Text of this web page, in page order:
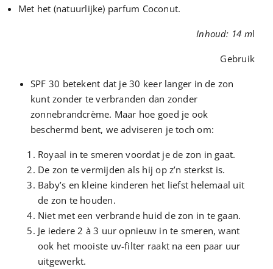
Met het (natuurlijke) parfum Coconut.
Inhoud: 14 ml
Gebruik
SPF 30 betekent dat je 30 keer langer in de zon
kunt zonder te verbranden dan zonder
zonnebrandcrème. Maar hoe goed je ook
beschermd bent, we adviseren je toch om:
Royaal in te smeren voordat je de zon in gaat.
De zon te vermijden als hij op z’n sterkst is.
Baby’s en kleine kinderen het liefst helemaal uit
de zon te houden.
Niet met een verbrande huid de zon in te gaan.
Je iedere 2 à 3 uur opnieuw in te smeren, want
ook het mooiste uv-filter raakt na een paar uur
uitgewerkt.